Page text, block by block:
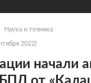
Наука и техника
2022)
начали